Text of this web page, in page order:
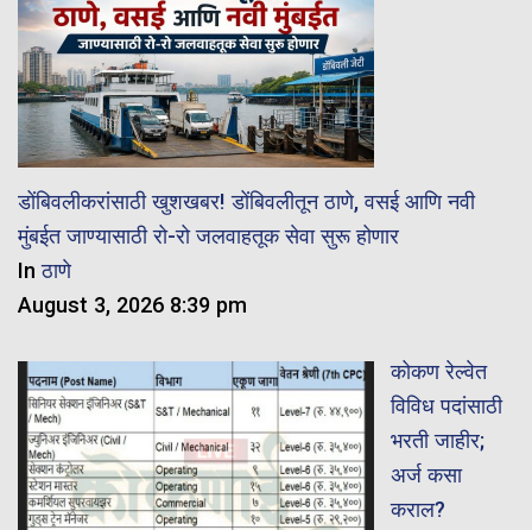
डोंबिवलीकरांसाठी खुशखबर! डोंबिवलीतून ठाणे, वसई आणि नवी
मुंबईत जाण्यासाठी रो-रो जलवाहतूक सेवा सुरू होणार
Inठाणे
August 3, 2026 8:39 pm
कोकण रेल्वेत
विविध पदांसाठी
भरती जाहीर;
अर्ज कसा
कराल?